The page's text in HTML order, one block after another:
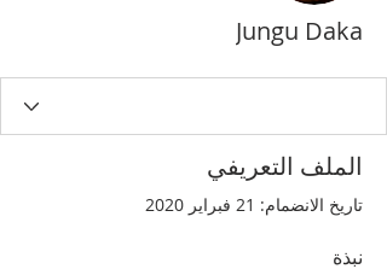
Jungu Daka
الملف التعريفي
تاريخ الانضمام: 21 فبراير 2020
نبذة